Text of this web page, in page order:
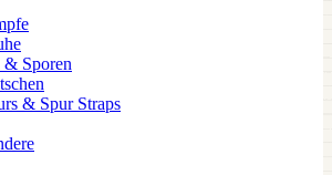
& Sporen
& Spur Straps